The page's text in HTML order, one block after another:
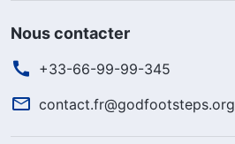
Nous contacter
+33-66-99-99-345
contact.fr@godfootsteps.org